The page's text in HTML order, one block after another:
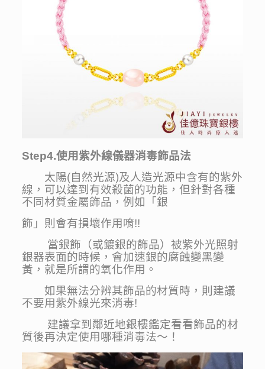
Step4.使用紫外線儀器消毒飾品法
太陽(自然光源)及人造光源中含有的紫外
線，可以達到有效殺菌的功能，但針對各種
不同材質金屬飾品，例如「銀
飾」則會有損壞作用唷!!
當銀飾（或鍍銀的飾品）被紫外光照射
銀器表面的時候，會加速銀的腐蝕變黑變
黃，就是所謂的氧化作用。
如果無法分辨其飾品的材質時，則建議
不要用紫外線光來消毒!
建議拿到鄰近地銀樓鑑定看看飾品的材
質後再決定使用哪種消毒法～！